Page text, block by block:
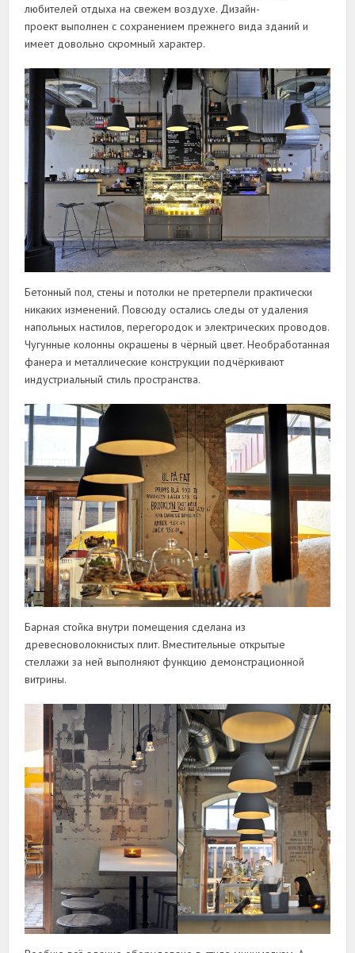
любителей отдыха на свежем воздухе. Дизайн-
проект выполнен с сохранением прежнего вида зданий и
имеет довольно скромный характер.
Бетонный пол, стены и потолки не претерпели практически
никаких изменений. Повсюду остались следы от удаления
напольных настилов, перегородок и электрических проводов.
Чугунные колонны окрашены в чёрный цвет. Необработанная
фанера и металлические конструкции подчёркивают
индустриальный стиль пространства.
Барная стойка внутри помещения сделана из
древесноволокнистых плит. Вместительные открытые
стеллажи за ней выполняют функцию демонстрационной
витрины.